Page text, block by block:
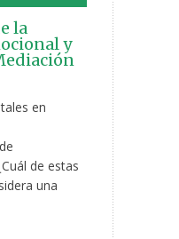
la
y
en
de estas
una